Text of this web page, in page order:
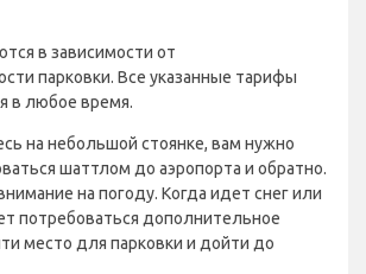
в зависимости от
парковки. Все указанные тарифы
в любое время.
на небольшой стоянке, вам нужно
шаттлом до аэропорта и обратно.
на погоду. Когда идет снег или
потребоваться дополнительное
место для парковки и дойти до